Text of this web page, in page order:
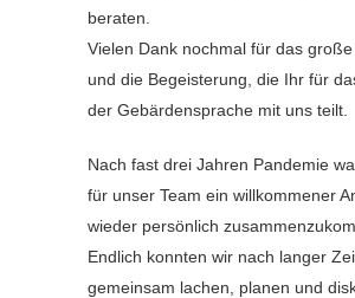
beraten.
Vielen Dank nochmal für das
und die Begeisterung, die Ihr für
der Gebärdensprache mit uns teilt.
Nach fast drei Jahren Pandemie
für unser Team ein willkommener
wieder persönlich
Endlich konnten wir nach langer
gemeinsam lachen, planen und